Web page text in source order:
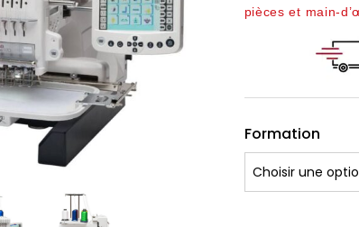
pièces et main-
Formation